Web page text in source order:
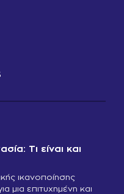
Τι είναι και
ικανοποίησης
μια επιτυχημένη και